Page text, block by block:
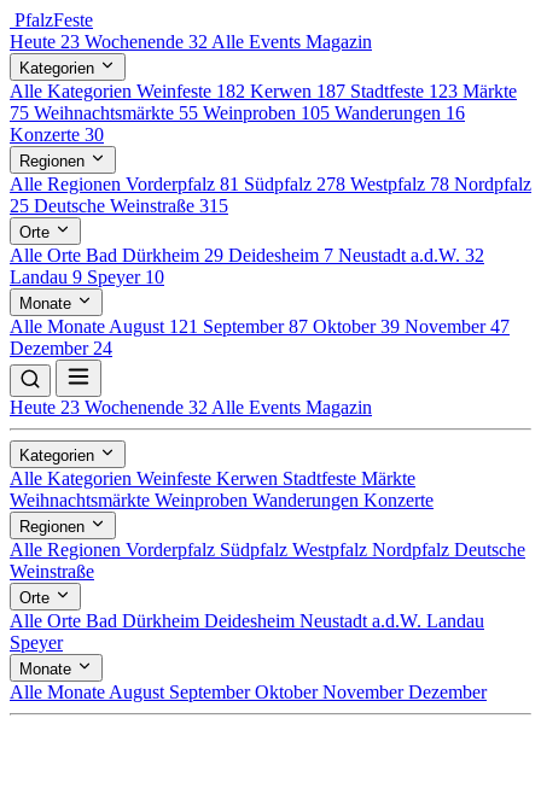
PfalzFeste
Heute 23 Wochenende 32 Alle Events Magazin
Kategorien
Alle Kategorien Weinfeste 182 Kerwen 187 Stadtfeste 123 Märkte
75 Weihnachtsmärkte 55 Weinproben 105 Wanderungen 16
Konzerte 30
Regionen
Alle Regionen Vorderpfalz 81 Südpfalz 278 Westpfalz 78 Nordpfalz
25 Deutsche Weinstraße 315
Orte
Alle Orte Bad Dürkheim 29 Deidesheim 7 Neustadt a.d.W. 32
Landau 9 Speyer 10
Monate
Alle Monate August 121 September87 Oktober39 November47
Dezember 24
Heute 23 Wochenende 32 Alle Events Magazin
Kategorien
Alle Kategorien Weinfeste Kerwen Stadtfeste Märkte
Weihnachtsmärkte Weinproben Wanderungen Konzerte
Regionen
Alle Regionen Vorderpfalz Südpfalz Westpfalz Nordpfalz Deutsche
Weinstraße
Orte
Alle Orte Bad Dürkheim Deidesheim Neustadt a.d.W. Landau
Speyer
Monate
Alle Monate August SeptemberOktoberNovemberDezember